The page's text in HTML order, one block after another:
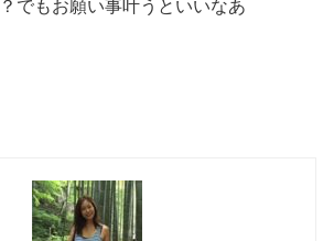
でもお願い事叶うといいなあ